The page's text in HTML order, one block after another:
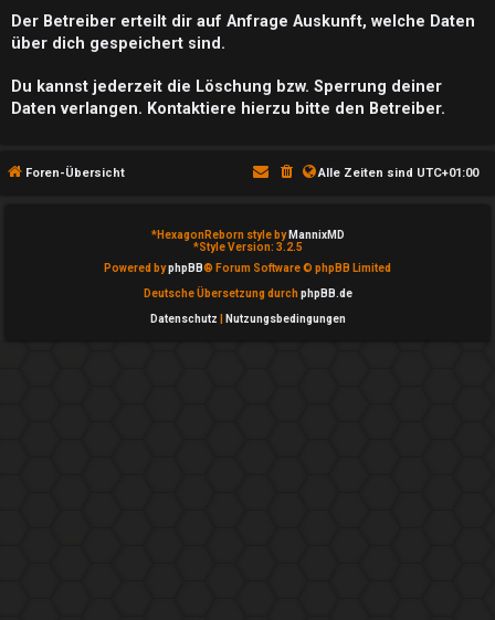
Der Betreiber erteilt dir auf Anfrage Auskunft, welche Daten
über dich gespeichert sind.
Du kannst jederzeit die Löschung bzw. Sperrung deiner
Daten verlangen. Kontaktiere hierzu bitte den Betreiber.
Foren-Übersicht Alle Zeiten sind UTC+01:00
*HexagonReborn style by MannixMD
*Style Version: 3.2.5
Powered byphpBB® Forum Software © phpBB Limited
Deutsche Übersetzung durch phpBB.de
Datenschutz Nutzungsbedingungen